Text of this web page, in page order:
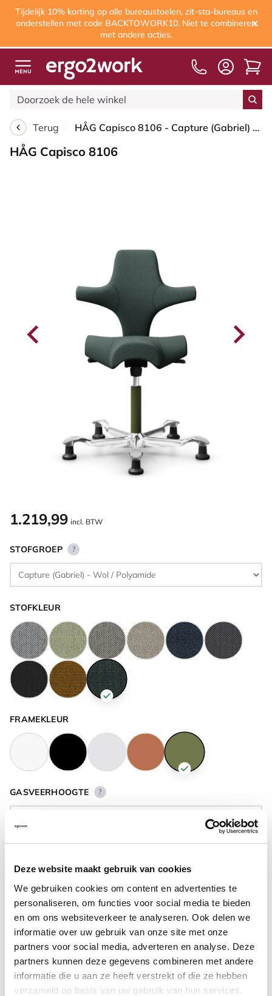
Deze website maakt gebruik van cookies
We gebruiken cookies om content en advertenties te
personaliseren, om functies voor social media te bieden
en om ons websiteverkeer te analyseren. Ook delen we
informatie over uw gebruik van onze site met onze
partners voor social media, adverteren en analyse. Deze
partners kunnen deze gegevens combineren met andere
informatie die u aan ze heeft verstrekt of die ze hebben
verzameld op basis van uw gebruik van hun services.
Tijdelijk 10% korting op alle bureaustoelen, zit-sta-bureaus en
onderstellen met code BACKTOWORK10. Niet te combineren
met andere acties.
Terug HÅG Capisco 8106 - Capture (Gabriel) - Wol / Polyamide - CPT6601 - Blue - Framekleur - Moss Grey - Gasveer - 265 mm (Zithoogte 53-79cm) - Vloercontact - Glijdoppen - Voetenring - Nee, geen voetenring - Voetster - Ja, voetster in gepolijst aluminium
HÅG Capisco 8106
1.219,99 incl. BTW
STOFGROEP ?
STOFKLEUR
FRAMEKLEUR
GASVEERHOOGTE ?
VOETENRING ?
VOETENSTER IN GEPOLIJST ALUMINIUM ?